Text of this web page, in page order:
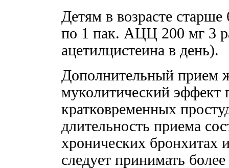
Детям в возрасте
по 1 пак. АЦЦ 200 мг 3
ацетилцистеина в день).
Дополнительный прием
муколитический эффект
кратковременных
длительность приема
хронических бронхитах
следует принимать